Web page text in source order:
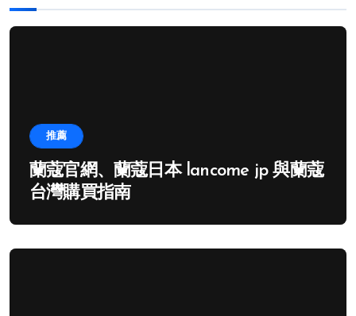
推薦
蘭蔻官網、蘭蔻日本 lancome jp 與蘭蔻
台灣購買指南